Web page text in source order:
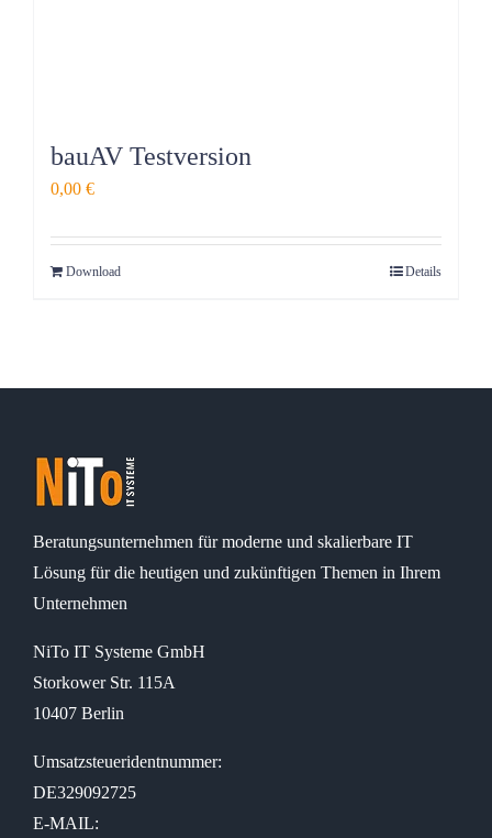
bauAV Testversion
0,00 €
Download Details
Beratungsunternehmen für moderne und skalierbare IT
Lösung für die heutigen und zukünftigen Themen in Ihrem
Unternehmen
NiTo IT Systeme GmbH
Storkower Str. 115A
10407 Berlin
Umsatzsteueridentnummer:
DE329092725
E-MAIL: